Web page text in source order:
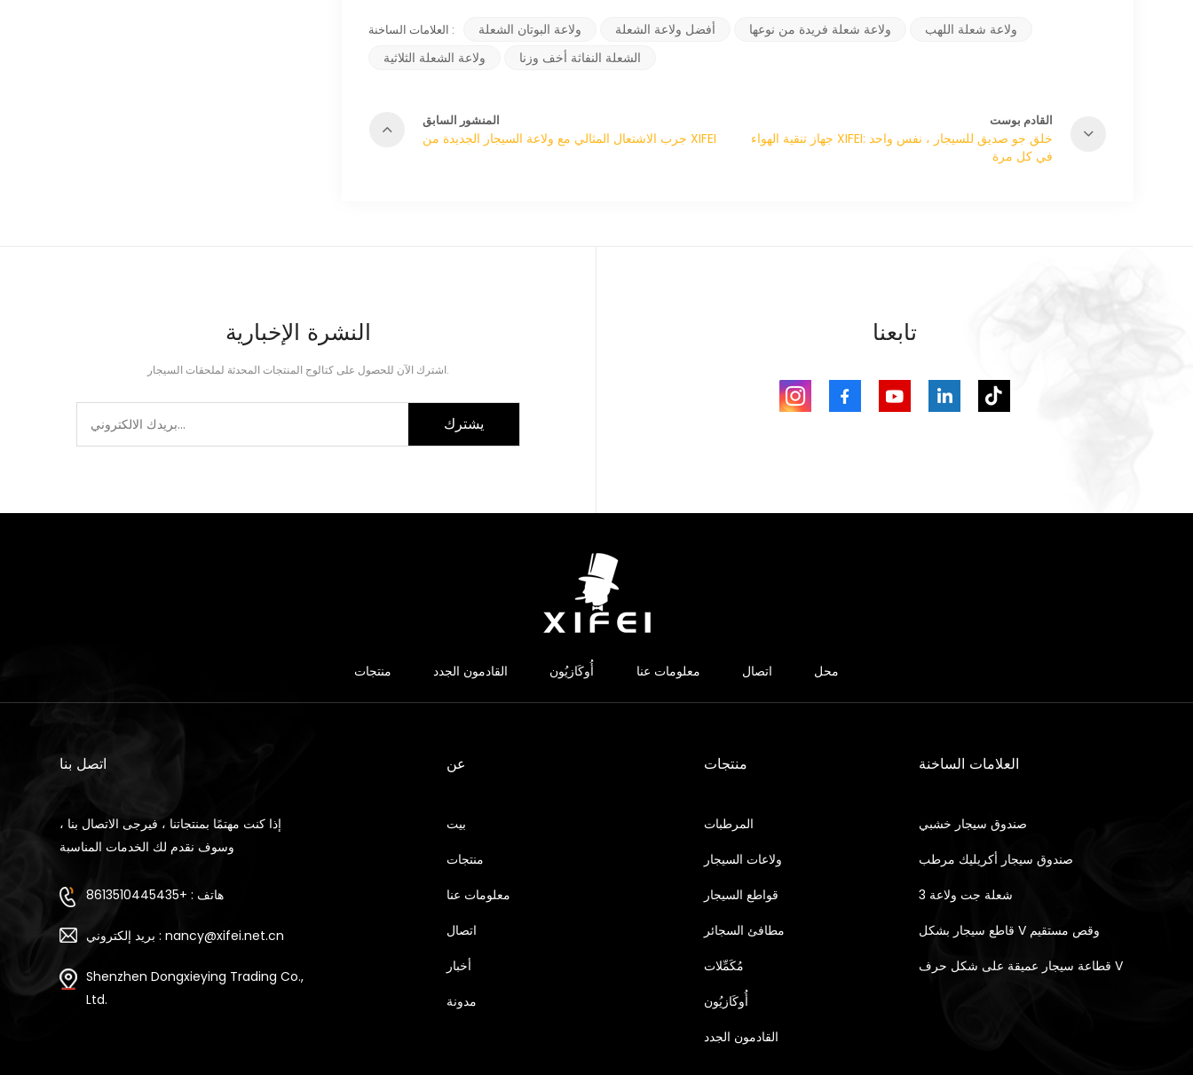
العلامات الساخنة : ولاعة البوتان الشعلة أفضل ولاعة الشعلة ولاعة شعلة فريدة من نوعها
ولاعة شعلة اللهب
ولاعة الشعلة الثلاثية
الشعلة النفاثة أخف وزنا
المنشور السابق
جرب الاشتعال المثالي مع ولاعة السيجار الجديدة من XIFEI
القادم بوست
جهاز تنقية الهواء XIFEI: خلق جو صديق للسيجار ، نفس واحد
في كل مرة
النشرة الإخبارية
اشترك الآن للحصول على كتالوج المنتجات المحدثة لملحقات السيجار.
يشترك
تابعنا
منتجات القادمون الجدد أُوكَازيُون معلومات عنا اتصال محل
اتصل بنا
إذا كنت مهتمًا بمنتجاتنا ، فيرجى الاتصال بنا ،
وسوف نقدم لك الخدمات المناسبة
هاتف : +8613510445435
بريد إلكتروني : nancy@xifei.net.cn
Shenzhen Dongxieying Trading Co.,
Ltd.
عن
بيت
منتجات
معلومات عنا
اتصال
أخبار
مدونة
منتجات
المرطبات
ولاعات السيجار
قواطع السيجار
مطافئ السجائر
مُكَمِّلات
أُوكَازيُون
القادمون الجدد
العلامات الساخنة
صندوق سيجار خشبي
صندوق سيجار أكريليك مرطب
3 شعلة جت ولاعة
قاطع سيجار بشكل V وقص مستقيم
قطاعة سيجار عميقة على شكل حرف V